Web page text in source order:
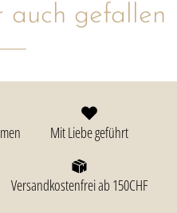
auch gefallen
Mit Liebe geführt
Versandkostenfrei ab 150CHF